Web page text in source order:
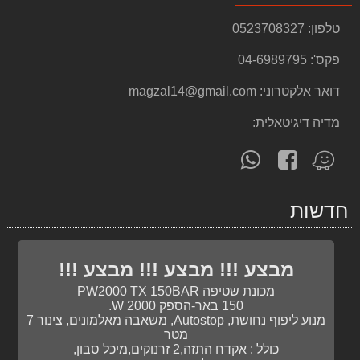
8,499.00 ₪
2,990.00 ₪
2,350.00 ₪
מברגה אימפקט STANLEY FATMAX BRUSHLESS 18V 2.0Ah
1,169.00 ₪
מלונה לכלב כתר
379.00 ₪
כירת חשמלית Gold Line ATL801
טלפון: 0523708327
פקס': 04-6989795
דואר אלקטרוני: magzal14@gmail.com
מדיה דיגיטאלית:
מצא
אותנו
Waze
עקוב
אחרינו
חדשות
מבצע !!! מבצע !!! מבצע !!!
מכונת שטיפה PW2000 TX 150BAR
150 באר-הספק W 2000.
מנוע ליפוף נחושת, Autostop, משאבה מאלמונים, צינור 7
מטר
כולל : אקדח התזה,2 זרנוקים,מיכל סבון,